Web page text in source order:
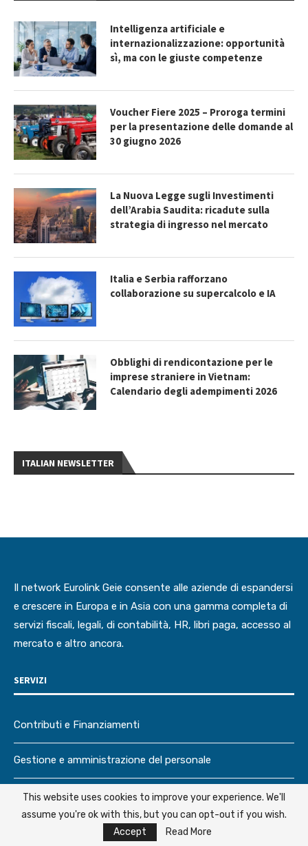
Intelligenza artificiale e
internazionalizzazione: opportunità
sì, ma con le giuste competenze
Voucher Fiere 2025 – Proroga termini
per la presentazione delle domande al
30 giugno 2026
La Nuova Legge sugli Investimenti
dell’Arabia Saudita: ricadute sulla
strategia di ingresso nel mercato
Italia e Serbia rafforzano
collaborazione su supercalcolo e IA
Obblighi di rendicontazione per le
imprese straniere in Vietnam:
Calendario degli adempimenti 2026
ITALIAN NEWSLETTER
Il network Eurolink Geie consente alle aziende di espandersi
e crescere in Europa e in Asia con una gamma completa di
servizi fiscali, legali, di contabilità, HR, libri paga, accesso al
mercato e altro ancora.
SERVIZI
Contributi e Finanziamenti
Gestione e amministrazione del personale
Consulenza contabile e fiscale
Assistenza Legale e Consulenza aziendale
This website uses cookies to improve your experience. We'll
assume you're ok with this, but you can opt-out if you wish.
Accept
Read More